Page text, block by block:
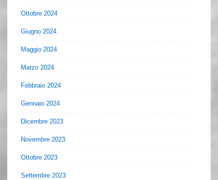
Ottobre 2024
Giugno 2024
Maggio 2024
Marzo 2024
Febbraio 2024
Gennaio 2024
Dicembre 2023
Novembre 2023
Ottobre 2023
Settembre 2023